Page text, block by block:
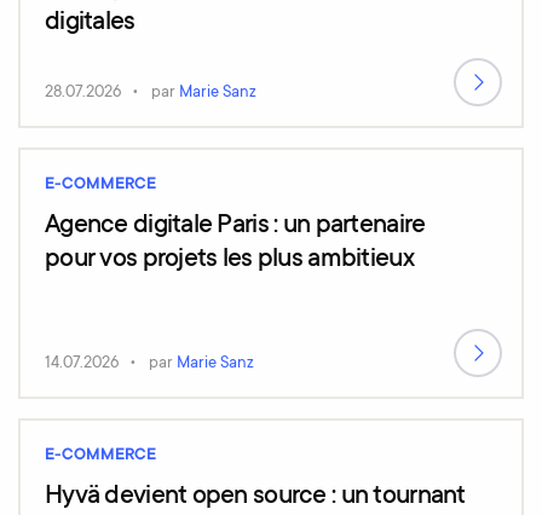
digitales
28.07.2026 par Marie Sanz
E-COMMERCE
Agence digitale Paris : un partenaire
pour vos projets les plus ambitieux
14.07.2026 par Marie Sanz
E-COMMERCE
Hyvä devient open source : un tournant